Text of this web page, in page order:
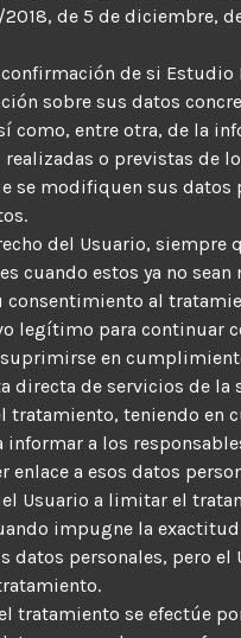
de 5 de diciembre,
de si
sobre sus datos
como, entre otra, de la
o previstas de
se modifiquen sus
del Usuario,
cuando estos ya no
al
legítimo para continuar
en
de servicios de la
tratamiento, teniendo en
a los
a esos datos
Usuario a limitar el
impugne la
personales, pero el
tratamiento se efectúe